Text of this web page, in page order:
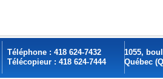
Téléphone : 418 624-7432
Télécopieur : 418 624-7444
1055,
Québec